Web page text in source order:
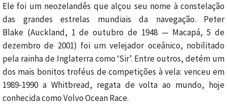
Ele foi um neozelandês que alçou seu nome à constelação
das grandes estrelas mundiais da navegação. Peter
Blake (Auckland, 1 de outubro de 1948 — Macapá, 5 de
dezembro de 2001) foi um velejador oceânico, nobilitado
pela rainha de Inglaterra como ‘Sir’. Entre outros, detém um
dos mais bonitos troféus de competições à vela: venceu em
1989-1990 a Whitbread, regata de volta ao mundo, hoje
conhecida como Volvo Ocean Race.